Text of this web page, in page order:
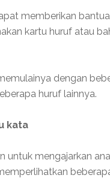
memberikan
kartu huruf atau
dengan
huruf lainnya.
kata
untuk mengajarkan